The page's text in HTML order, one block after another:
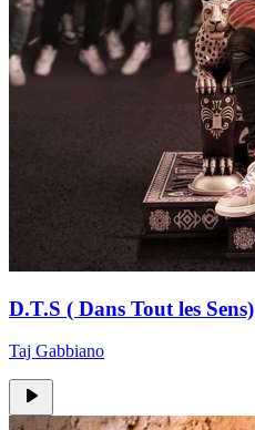
D.T.S ( Dans Tout les Sens)
Taj Gabbiano